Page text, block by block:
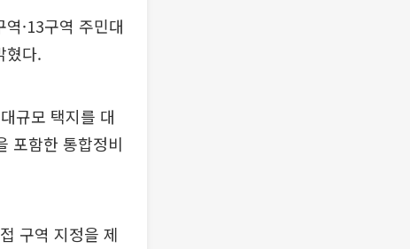
·13구역 주민대
혔다.
규모 택지를 대
포함한 통합정비
구역 지정을 제